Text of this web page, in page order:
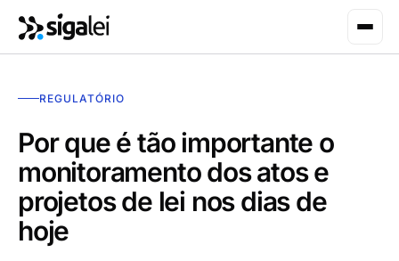
REGULATÓRIO
Por que é tão importante o
monitoramento dos atos e
projetos de lei nos dias de
hoje